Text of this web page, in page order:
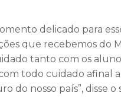
delicado para
que recebemos do
tanto com os
todo cuidado afinal
do nosso país”, disse